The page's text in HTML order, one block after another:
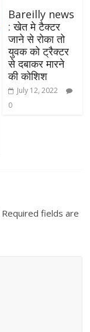
Bareilly news
: खेत मे टैक्टर
जाने से रोका तो
युवक को ट्रैक्टर
से दबाकर मारने
की कोशिश
July 12, 2022
0
Required fields are